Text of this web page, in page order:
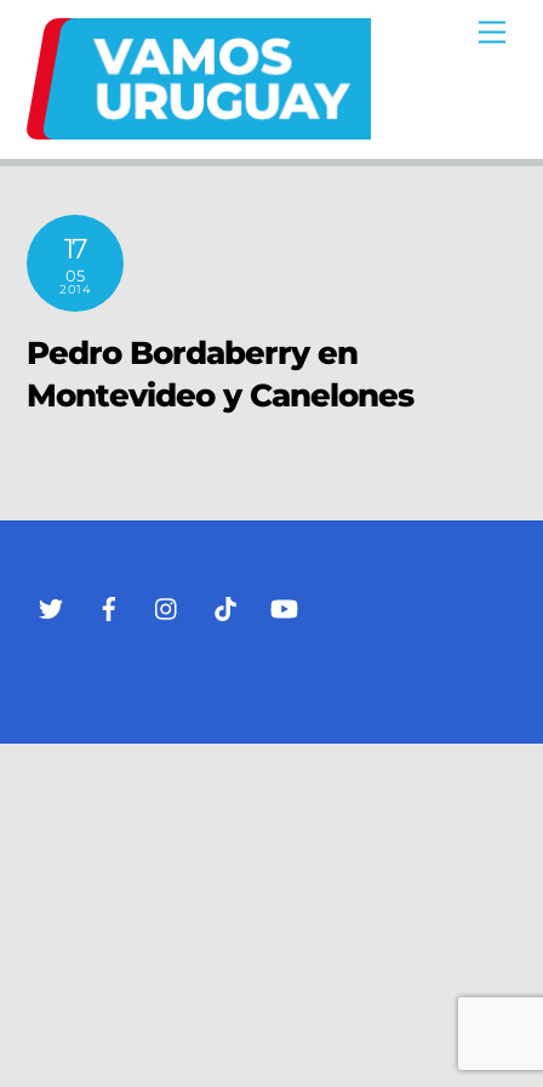
content
17
05
2014
Pedro Bordaberry en
Montevideo y Canelones